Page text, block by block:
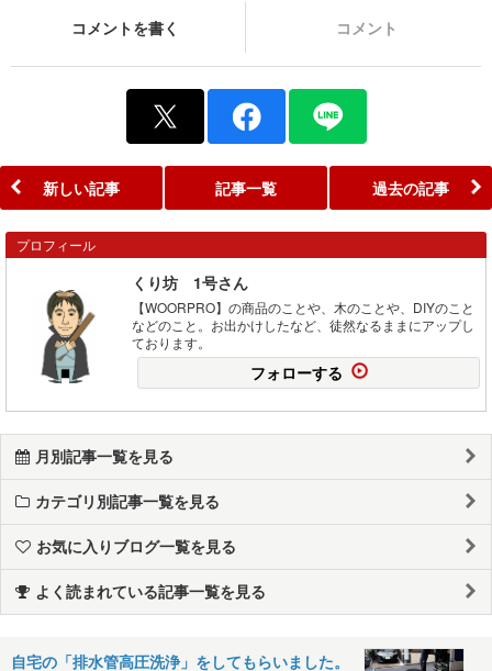
コメントを書く コメント
新しい記事 記事一覧 過去の記事
プロフィール
くり坊 1号さん
【WOORPRO】の商品のことや、木のことや、DIYのこと
などのこと。お出かけしたなど、徒然なるままにアップし
ております。
フォローする
月別記事一覧を見る
カテゴリ別記事一覧を見る
お気に入りブログ一覧を見る
よく読まれている記事一覧を見る
自宅の「排水管高圧洗浄」をしてもらいました。